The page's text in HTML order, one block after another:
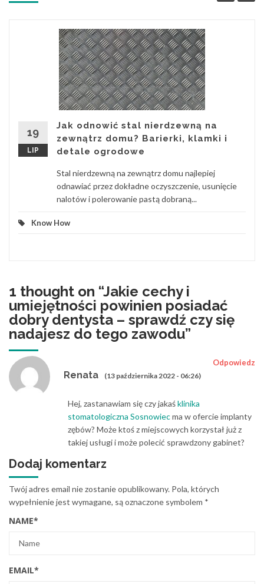
19
LIP
Jak odnowić stal nierdzewną na
zewnątrz domu? Barierki, klamki i
detale ogrodowe
Stal nierdzewną na zewnątrz domu najlepiej
odnawiać przez dokładne oczyszczenie, usunięcie
nalotów i polerowanie pastą dobraną...
Know How
1 thought on “Jakie cechy i
umiejętności powinien posiadać
dobry dentysta – sprawdź czy się
nadajesz do tego zawodu”
Renata (13 października 2022 - 06:26)
Odpowiedz
Hej, zastanawiam się czy jakaśklinika
stomatologiczna Sosnowiecma w ofercie implanty
zębów? Może ktoś z miejscowych korzystał już z
takiej usługi i może polecić sprawdzony gabinet?
Dodaj komentarz
Twój adres email nie zostanie opublikowany. Pola, których
wypełnienie jest wymagane, są oznaczone symbolem *
NAME*
EMAIL*